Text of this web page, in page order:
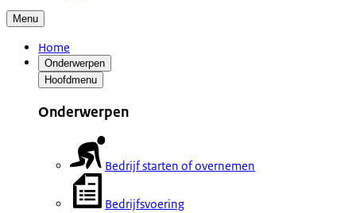
Menu
Home
Onderwerpen
Hoofdmenu
Onderwerpen
Bedrijf starten of overnemen
Bedrijfsvoering